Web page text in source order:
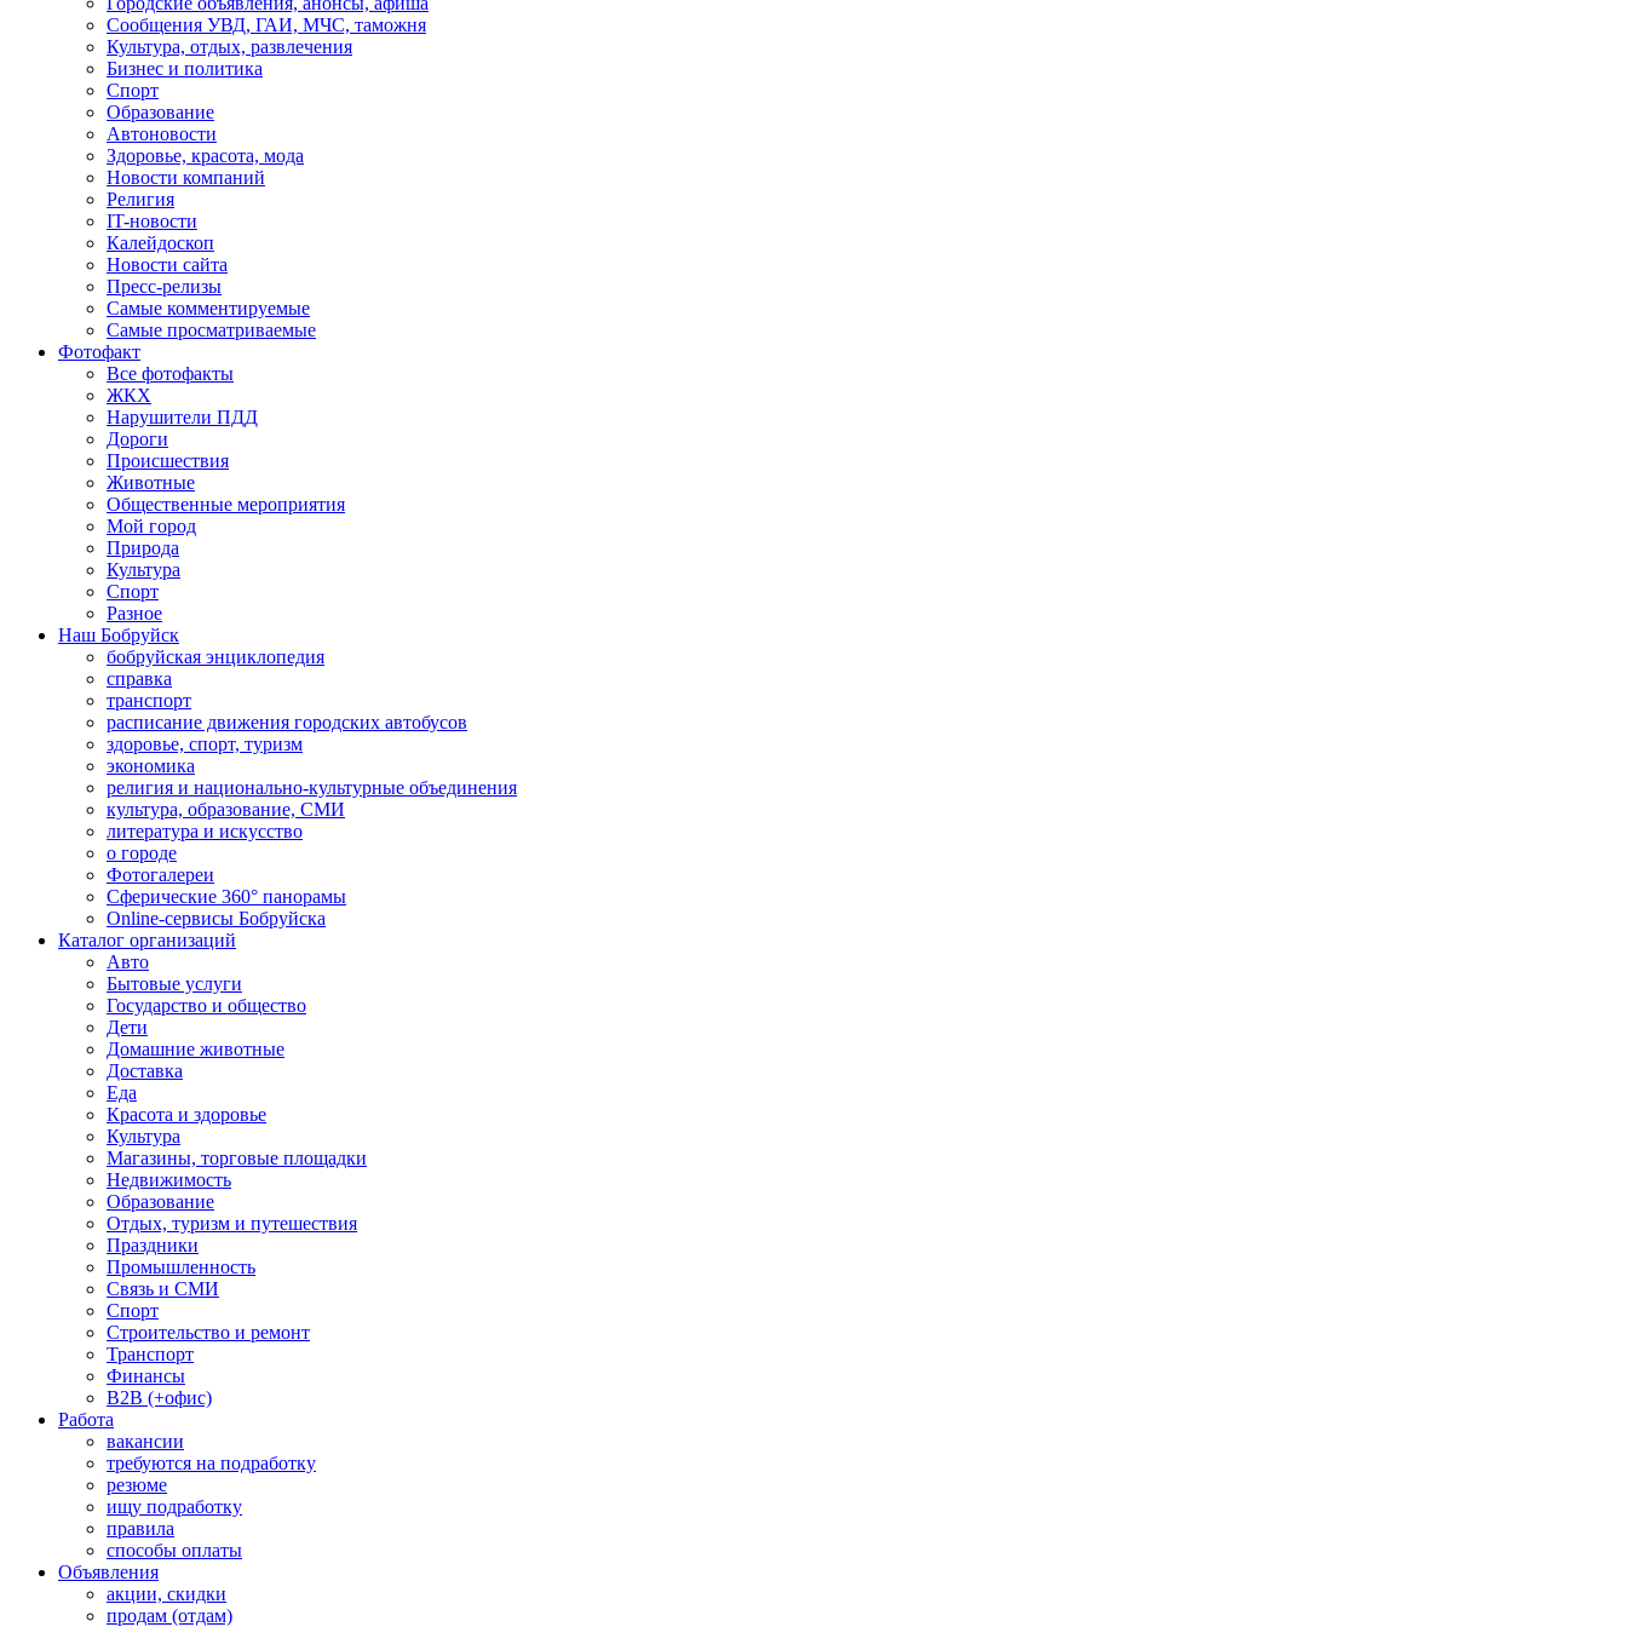
Сообщения УВД, ГАИ, МЧС, таможня
Культура, отдых, развлечения
Бизнес и политика
Спорт
Образование
Автоновости
Здоровье, красота, мода
Новости компаний
Религия
IT-новости
Калейдоскоп
Новости сайта
Пресс-релизы
Самые комментируемые
Самые просматриваемые
Фотофакт
Все фотофакты
ЖКХ
Нарушители ПДД
Дороги
Происшествия
Животные
Общественные мероприятия
Мой город
Природа
Культура
Спорт
Разное
Наш Бобруйск
бобруйская энциклопедия
справка
транспорт
расписание движения городских автобусов
здоровье, спорт, туризм
экономика
религия и национально-культурные объединения
культура, образование, СМИ
литература и искусство
о городе
Фотогалереи
Сферические 360° панорамы
Online-сервисы Бобруйска
Каталог организаций
Авто
Бытовые услуги
Государство и общество
Дети
Домашние животные
Доставка
Еда
Красота и здоровье
Культура
Магазины, торговые площадки
Недвижимость
Образование
Отдых, туризм и путешествия
Праздники
Промышленность
Связь и СМИ
Спорт
Строительство и ремонт
Транспорт
Финансы
B2B (+офис)
Работа
вакансии
требуются на подработку
резюме
ищу подработку
правила
способы оплаты
Объявления
акции, скидки
продам (отдам)